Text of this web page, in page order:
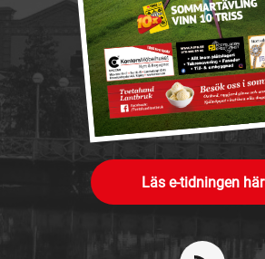
Läs e-tidningen här